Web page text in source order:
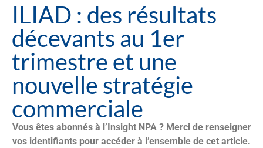
ILIAD : des résultats
décevants au 1er
trimestre et une
nouvelle stratégie
commerciale
Vous êtes abonnés à l’Insight NPA ? Merci de renseigner
vos identifiants pour accéder à l’ensemble de cet article.